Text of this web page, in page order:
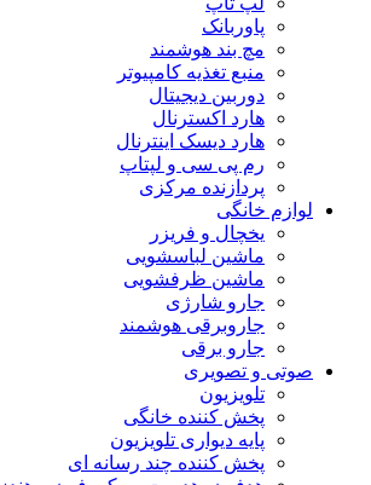
پاوربانک
مچ بند هوشمند
منبع تغذیه کامپیوتر
دوربین دیجیتال
هارد اکسترنال
هارد دیسک اینترنال
رم پی سی و لپتاپ
پردازنده مرکزی
لوازم خانگی
یخچال و فریزر
ماشین لباسشویی
ماشین ظرفشویی
جارو شارژی
جاروبرقی هوشمند
جارو برقی
صوتی و تصویری
تلویزیون
پخش کننده خانگی
پایه دیواری تلویزیون
پخش کننده چند رسانه ای